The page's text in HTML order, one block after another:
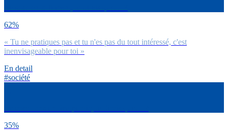
62%
« Tu ne pratiques pas et tu n'es pas du tout intéressé, c'est
inenvisageable pour toi »
En detail
#société
35%